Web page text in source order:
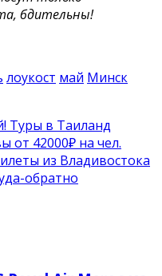
бдительны!
лоукост май Минск
Туры в Таиланд
от 42000₽ на чел.
из Владивостока
обратно